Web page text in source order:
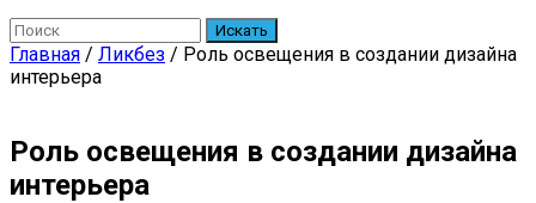
Искать
Главная / Ликбез / Роль освещения в создании дизайна
интерьера
Роль освещения в создании дизайна
интерьера